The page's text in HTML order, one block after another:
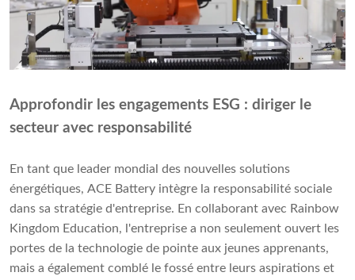
Approfondir les engagements ESG : diriger le
secteur avec responsabilité
En tant que leader mondial des nouvelles solutions
énergétiques, ACE Battery intègre la responsabilité sociale
dans sa stratégie d'entreprise. En collaborant avec Rainbow
Kingdom Education, l'entreprise a non seulement ouvert les
portes de la technologie de pointe aux jeunes apprenants,
mais a également comblé le fossé entre leurs aspirations et